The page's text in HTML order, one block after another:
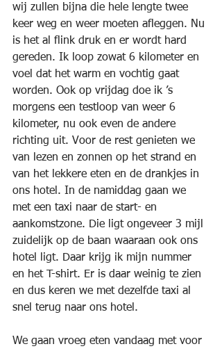
wij zullen bijna die hele lengte twee
keer weg en weer moeten afleggen. Nu
is het al flink druk en er wordt hard
gereden. Ik loop zowat 6 kilometer en
voel dat het warm en vochtig gaat
worden. Ook op vrijdag doe ik ’s
morgens een testloop van weer 6
kilometer, nu ook even de andere
richting uit. Voor de rest genieten we
van lezen en zonnen op het strand en
van het lekkere eten en de drankjes in
ons hotel. In de namiddag gaan we
met een taxi naar de start- en
aankomstzone. Die ligt ongeveer 3 mijl
zuidelijk op de baan waaraan ook ons
hotel ligt. Daar krijg ik mijn nummer
en het T-shirt. Er is daar weinig te zien
en dus keren we met dezelfde taxi al
snel terug naar ons hotel.
We gaan vroeg eten vandaag met voor